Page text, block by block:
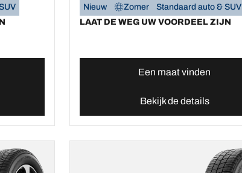
Nieuw Zomer
Standaard auto & SUV
LAAT DE WEG UW VOORDEEL ZIJN
Een maat vinden
Bekijk de details